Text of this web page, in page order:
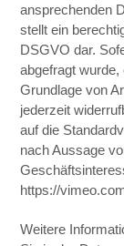
ansprechenden
stellt ein
DSGVO dar.
abgefragt
Grundlage von
jederzeit
auf die
nach Aussage
https://
Weitere